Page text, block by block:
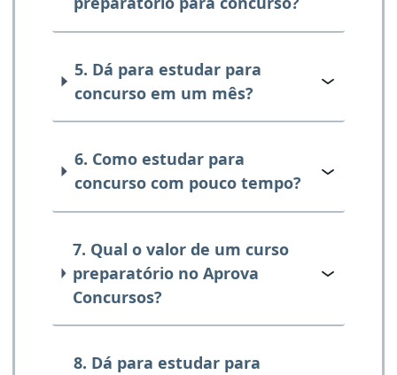
5. Dá para estudar para
concurso em um mês?
6. Como estudar para
concurso com pouco tempo?
7. Qual o valor de um curso
preparatório no Aprova
Concursos?
8. Dá para estudar para